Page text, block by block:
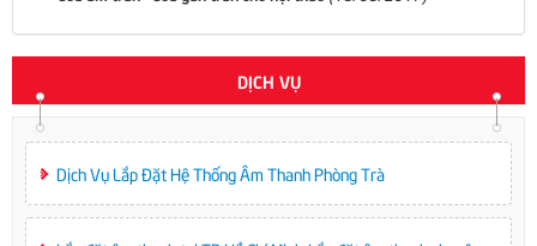
DỊCH VỤ
Dịch Vụ Lắp Đặt Hệ Thống Âm Thanh Phòng Trà